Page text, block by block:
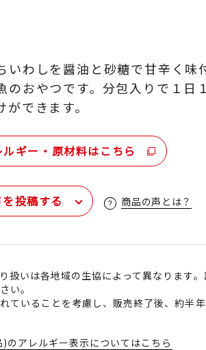
いわしを醤油と砂糖で甘辛く味
のおやつです。分包入りで１日
できます。
ギー・原材料はこちら
投稿する 商品の声とは？
扱いは各地域の生協によって異なります
い。
ていることを考慮し、販売終了後、約半
のアレルギー表示についてはこちら